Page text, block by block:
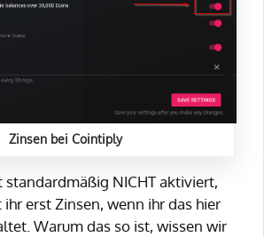
Zinsen bei Cointiply
standardmäßig NICHT aktiviert,
erst Zinsen, wenn ihr das hier
Warum das so ist, wissen wir